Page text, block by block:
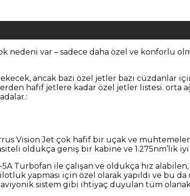
nedeni var – sadece daha özel ve konforlu
ancak bazı özel jetler bazı cüzdanlar
hafif jetlere kadar özel jetler listesi. orta
Vision Jet çok hafif bir uçak ve
oldukça geniş bir kabine ve 1.275nm’lik
Turbofan ile çalışan ve oldukça hız
yapması için özel olarak yapıldı ve bu
sistem gibi ihtiyaç duyulan tüm